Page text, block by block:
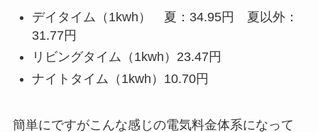
デイタイム（1kwh） 夏：34.95円 夏以外：
31.77円
リビングタイム（1kwh）23.47円
ナイトタイム（1kwh）10.70円
簡単にですがこんな感じの電気料金体系になって